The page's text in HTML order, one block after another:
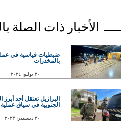
الأخبار ذات الصلة
ضبطيات قياسية في
بالمخدرات
٣٠ يوليو، ٢٠٢٤
البرازيل تعتقل أحد أبرز
الجنوبية في سياق
٣٠ ديسمبر، ٢٠٢٣